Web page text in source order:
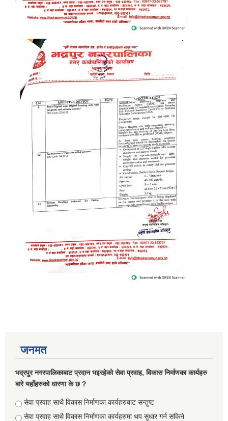
जनमत
भद्रपुर नगरपालिकाबाट प्रदान भइरहेको सेवा प्रवाह, विकास निर्माणका कार्यहरु
बारे यहाँहरुको धारणा के छ ?
Choices
सेवा प्रवाह साथै विकास निर्माणका कार्यहरुबाट सन्तुष्ट
सेवा प्रवाह साथै विकास निर्माणका कार्यहरुमा थप सुधार गर्न सकिने